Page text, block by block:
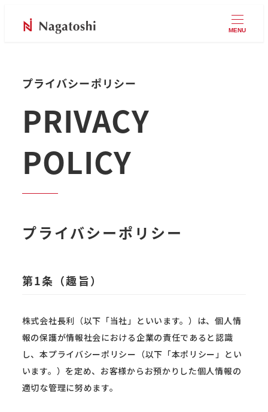
MENU
プライバシーポリシー
PRIVACY
POLICY
プライバシーポリシー
第1条（趣旨）
株式会社長利（以下「当社」といいます。）は、個人情
報の保護が情報社会における企業の責任であると認識
し、本プライバシーポリシー（以下「本ポリシー」とい
います。）を定め、お客様からお預かりした個人情報の
適切な管理に努めます。